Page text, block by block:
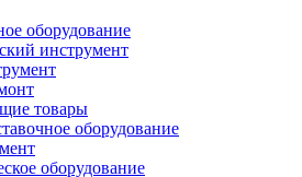
оборудование
инструмент
товары
оборудование
оборудование